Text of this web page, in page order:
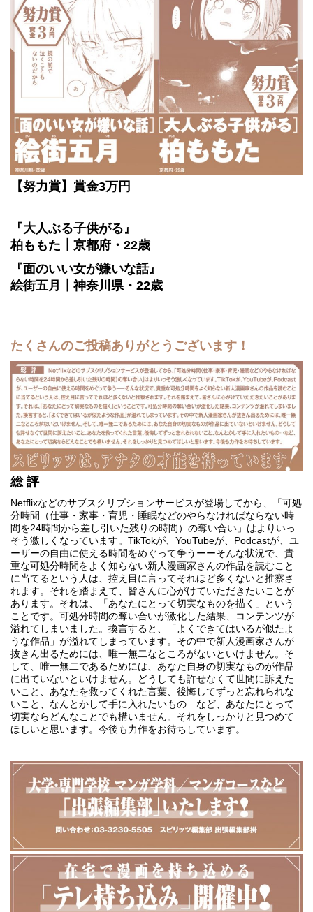
【努力賞】賞金3万円
『大人ぶる子供がる』
柏ももた┃京都府・22歳
『面のいい女が嫌いな話』
絵街五月┃神奈川県・22歳
たくさんのご投稿ありがとうございます！
総 評
Netflixなどのサブスクリプションサービスが登場してから、「可処
分時間（仕事・家事・育児・睡眠などのやらなければならない時
間を24時間から差し引いた残りの時間）の奪い合い」はよりいっ
そう激しくなっています。TikTokが、YouTubeが、Podcastが、ユ
ーザーの自由に使える時間をめぐって争うーーそんな状況で、貴
重な可処分時間をよく知らない新人漫画家さんの作品を読むこと
に当てるという人は、控え目に言ってそれほど多くないと推察さ
れます。それを踏まえて、皆さんに心がけていただきたいことが
あります。それは、「あなたにとって切実なものを描く」という
ことです。可処分時間の奪い合いが激化した結果、コンテンツが
溢れてしまいました。換言すると、「よくできてはいるが似たよ
うな作品」が溢れてしまっています。その中で新人漫画家さんが
抜きん出るためには、唯一無二なところがないといけません。そ
して、唯一無二であるためには、あなた自身の切実なものが作品
に出ていないといけません。どうしても許せなくて世間に訴えた
いこと、あなたを救ってくれた言葉、後悔してずっと忘れられな
いこと、なんとかして手に入れたいもの…など、あなたにとって
切実ならどんなことでも構いません。それをしっかりと見つめて
ほしいと思います。今後も力作をお待ちしています。